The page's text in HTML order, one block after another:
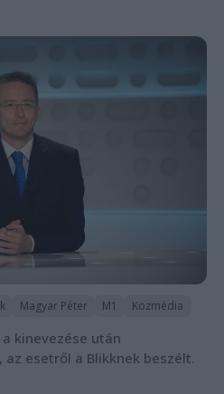
Magyar Péter M1 Közmédia
kinevezése után
esetről a Blikknek beszélt.